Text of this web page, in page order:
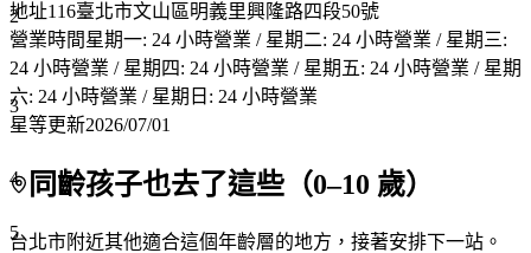
2
3
4
5
地址116臺北市文山區明義里興隆路四段50號
營業時間星期一: 24 小時營業 / 星期二: 24 小時營業 / 星期三:
24 小時營業 / 星期四: 24 小時營業 / 星期五: 24 小時營業 / 星期
六: 24 小時營業 / 星期日: 24 小時營業
星等更新2026/07/01
同齡孩子也去了這些（0–10 歲）
台北市附近其他適合這個年齡層的地方，接著安排下一站。